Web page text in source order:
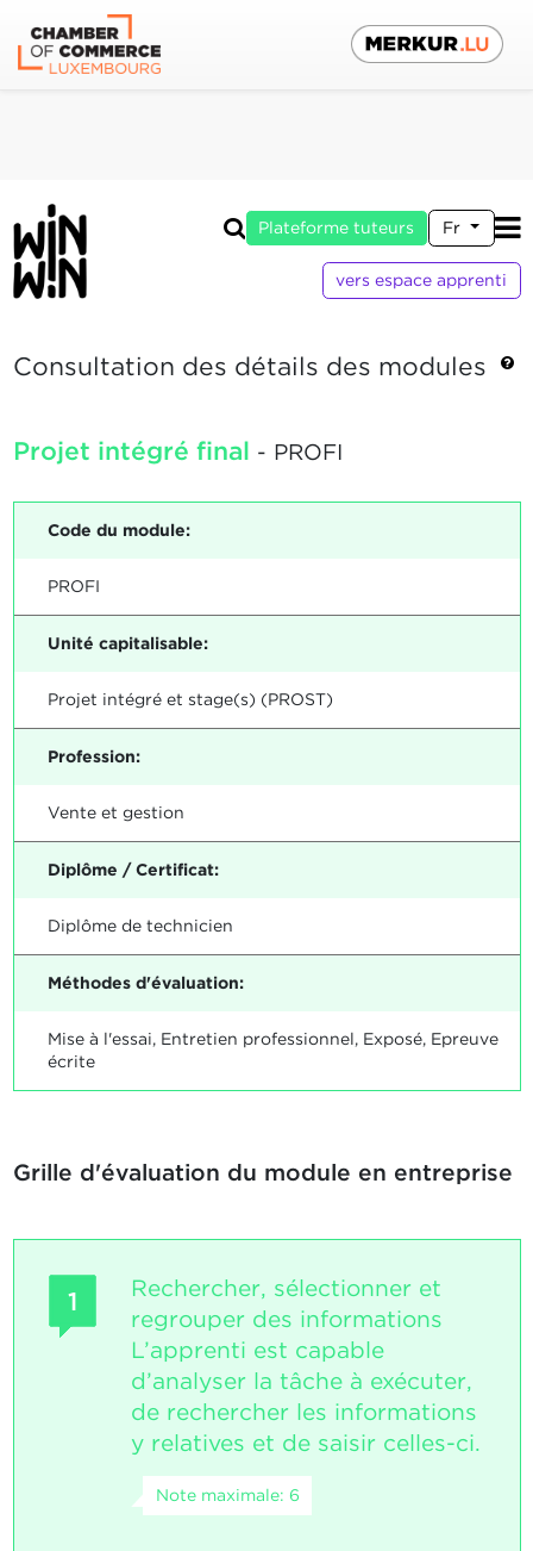
Plateforme tuteurs Fr
vers espace apprenti
Consultation des détails des modules
Projet intégré final - PROFI
Code du module:
PROFI
Unité capitalisable:
Projet intégré et stage(s) (PROST)
Profession:
Vente et gestion
Diplôme / Certificat:
Diplôme de technicien
Méthodes d'évaluation:
Mise à l'essai, Entretien professionnel, Exposé, Epreuve
écrite
Grille d'évaluation du module en entreprise
1
Rechercher, sélectionner et
regrouper des informations
L’apprenti est capable
d’analyser la tâche à exécuter,
de rechercher les informations
y relatives et de saisir celles-ci.
Note maximale: 6